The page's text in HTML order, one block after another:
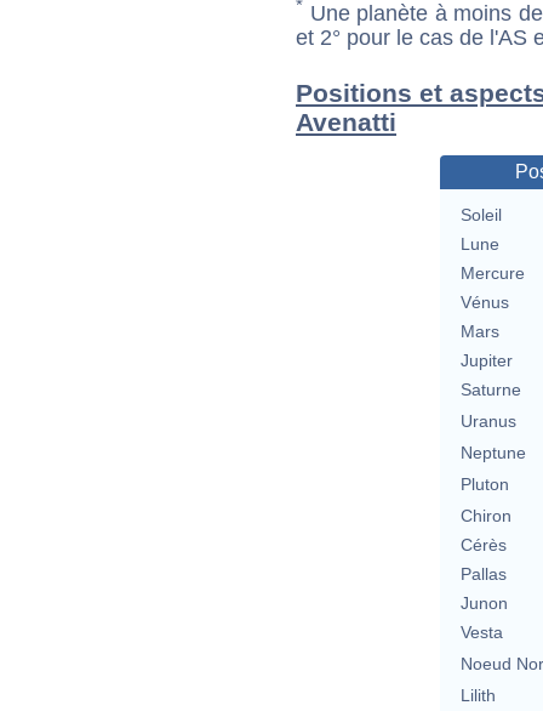
* Une planète à moins
et 2° pour le cas de l'AS
Positions et
Avenatti
Soleil
Lune
Mercure
Vénus
Mars
Jupiter
Saturne
Uranus
Neptune
Pluton
Chiron
Cérès
Pallas
Junon
Vesta
Noeud
Lilith